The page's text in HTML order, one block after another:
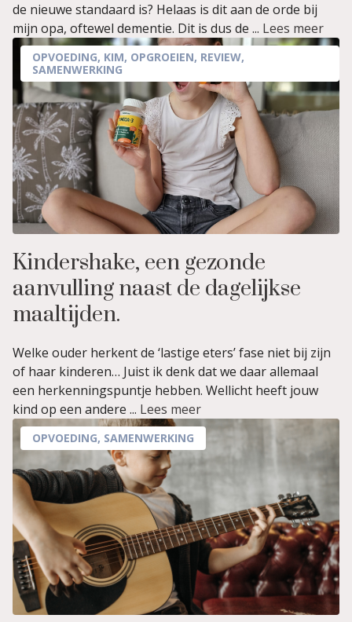
de nieuwe standaard is? Helaas is dit aan de orde bij
mijn opa, oftewel dementie. Dit is dus de ... Lees meer
OPVOEDING, KIM, OPGROEIEN, REVIEW,
SAMENWERKING
Kindershake, een gezonde
aanvulling naast de dagelijkse
maaltijden.
Welke ouder herkent de ‘lastige eters’ fase niet bij zijn
of haar kinderen… Juist ik denk dat we daar allemaal
een herkenningspuntje hebben. Wellicht heeft jouw
kind op een andere ... Lees meer
OPVOEDING, SAMENWERKING